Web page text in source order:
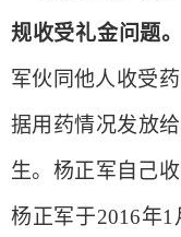
规收受礼金问题。
军伙同他人收受
据用药情况发放
生。杨正军自己
杨正军于2016年1